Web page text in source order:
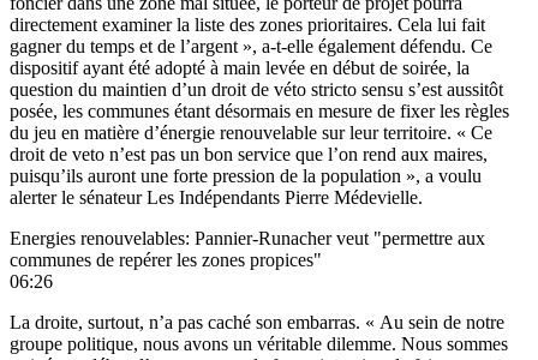
directement examiner la liste des zones prioritaires. Cela lui fait
gagner du temps et de l’argent », a-t-elle également défendu. Ce
dispositif ayant été adopté à main levée en début de soirée, la
question du maintien d’un droit de véto stricto sensu s’est aussitôt
posée, les communes étant désormais en mesure de fixer les règles
du jeu en matière d’énergie renouvelable sur leur territoire. « Ce
droit de veto n’est pas un bon service que l’on rend aux maires,
puisqu’ils auront une forte pression de la population », a voulu
alerter le sénateur Les Indépendants Pierre Médevielle.
Energies renouvelables: Pannier-Runacher veut "permettre aux
communes de repérer les zones propices"
06:26
La droite, surtout, n’a pas caché son embarras. « Au sein de notre
groupe politique, nous avons un véritable dilemme. Nous sommes